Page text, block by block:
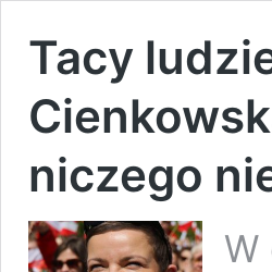
Tacy
niczego
W